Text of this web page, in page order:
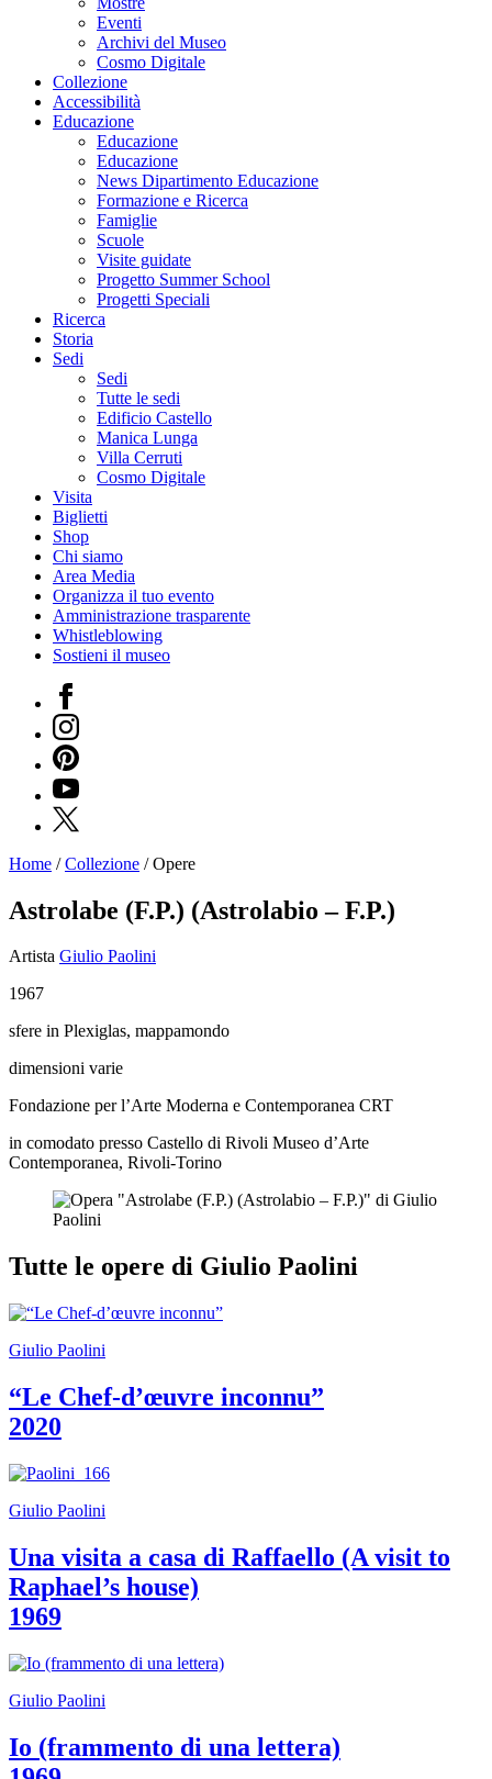
Eventi
Archivi del Museo
Cosmo Digitale
Collezione
Accessibilità
Educazione
Educazione
Educazione
News Dipartimento Educazione
Formazione e Ricerca
Famiglie
Scuole
Visite guidate
Progetto Summer School
Progetti Speciali
Ricerca
Storia
Sedi
Sedi
Tutte le sedi
Edificio Castello
Manica Lunga
Villa Cerruti
Cosmo Digitale
Visita
Biglietti
Shop
Chi siamo
Area Media
Organizza il tuo evento
Amministrazione trasparente
Whistleblowing
Sostieni il museo
Facebook
Instagram
Pinterest
YouTube
X
Mostre
Eventi
del
Collezione
Accessibilità
Educazione
Educazione
News
Dipartimento
Educazione
Formazione
e
Ricerca
Visite
Progetto
School
Speciali
Ricerca
Storia
Tutte
sedi
Castello
Manica
Lunga
Digitale
Visita
Biglietti
Chi
siamo
Home /Collezione /Opere
Astrolabe (F.P.) (Astrolabio – F.P.)
Artista Giulio Paolini
1967
sfere in Plexiglas, mappamondo
dimensioni varie
Fondazione per l’Arte Moderna e Contemporanea CRT
in comodato presso Castello di Rivoli Museo d’Arte
Contemporanea, Rivoli-Torino
Tutte le opere di Giulio Paolini
Giulio Paolini
“Le Chef-d’œuvre inconnu”
2020
Giulio Paolini
Una visita a casa di Raffaello (A visit to
Raphael’s house)
1969
Giulio Paolini
Io (frammento di una lettera)